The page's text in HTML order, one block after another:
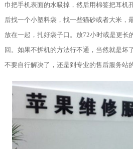
巾把手机表面的水吸掉，然后用棉签把耳机
后找一个小塑料袋，找一些猫砂或者大米，
放在一起，扎好袋子口。放72小时或是更长
回。如果不拆机的方法行不通，当然就是坏
不要自行解决了，还是到专业的售后服务站